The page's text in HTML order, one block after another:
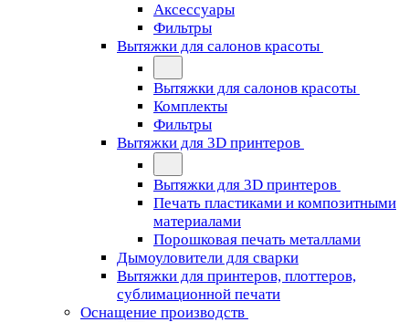
Аксессуары
Фильтры
Вытяжки для салонов красоты
Вытяжки для салонов красоты
Комплекты
Фильтры
Вытяжки для 3D принтеров
Вытяжки для 3D принтеров
Печать пластиками и композитными
материалами
Порошковая печать металлами
Дымоуловители для сварки
Вытяжки для принтеров, плоттеров,
сублимационной печати
Оснащение производств